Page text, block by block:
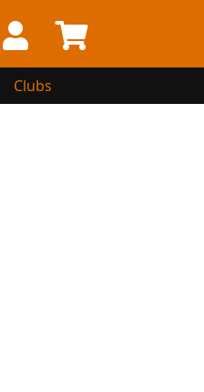
Clubs